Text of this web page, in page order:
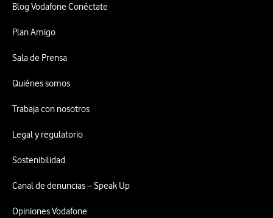
Blog Vodafone Conéctate
Plan Amigo
Sala de Prensa
Quiénes somos
Trabaja con nosotros
Legal y regulatorio
Sostenibilidad
Canal de denuncias – Speak Up
Opiniones Vodafone